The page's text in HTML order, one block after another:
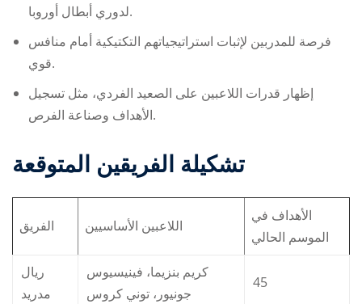
لدوري أبطال أوروبا.
فرصة للمدربين لإثبات استراتيجياتهم التكتيكية أمام منافس
قوي.
إظهار قدرات اللاعبين على الصعيد الفردي، مثل تسجيل
الأهداف وصناعة الفرص.
تشكيلة الفريقين المتوقعة
الفريق اللاعبين الأساسيين
الأهداف في
الموسم الحالي
ريال
مدريد
كريم بنزيما، فينيسيوس
جونيور، توني كروس
45